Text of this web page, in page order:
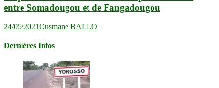
entre Somadougou et de Fangadougou
24/05/2021Ousmane BALLO
Dernières Infos